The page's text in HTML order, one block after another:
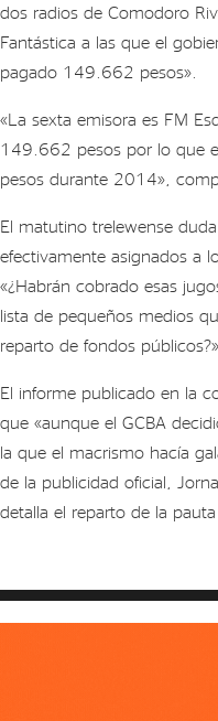
dos radios de Comodoro
Fantástica a las que el
pagado 149.662 pesos».
«La sexta emisora es FM
149.662 pesos por lo que
pesos durante 2014»,
El matutino trelewense
efectivamente asignados a
«¿Habrán cobrado esas
lista de pequeños medios
reparto de fondos públicos?».
El informe publicado en la
que «aunque el GCBA
la que el macrismo hacía
de la publicidad oficial,
detalla el reparto de la